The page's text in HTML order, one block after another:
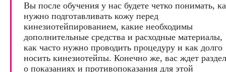
Вы после обучения у нас будете четко понимать,
нужно подготавливать кожу перед
кинезиотейпированием, какие необходимы
дополнительные средства и расходные материалы,
как часто нужно проводить процедуру и как долго
носить кинезиотейпы. Конечно же, вас ждет раздел
о показаниях и противопоказания для этой